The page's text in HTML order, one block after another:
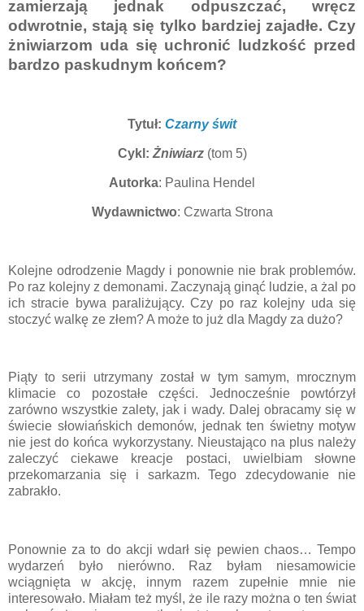
zamierzają jednak odpuszczać, wręcz
odwrotnie, stają się tylko bardziej zajadłe. Czy
żniwiarzom uda się uchronić ludzkość przed
bardzo paskudnym końcem?
Tytuł: Czarny świt
Cykl: Żniwiarz (tom 5)
Autorka: Paulina Hendel
Wydawnictwo: Czwarta Strona
Kolejne odrodzenie Magdy i ponownie nie brak problemów.
Po raz kolejny z demonami. Zaczynają ginąć ludzie, a żal po
ich stracie bywa paraliżujący. Czy po raz kolejny uda się
stoczyć walkę ze złem? A może to już dla Magdy za dużo?
Piąty to serii utrzymany został w tym samym, mrocznym
klimacie co pozostałe części. Jednocześnie powtórzył
zarówno wszystkie zalety, jak i wady. Dalej obracamy się w
świecie słowiańskich demonów, jednak ten świetny motyw
nie jest do końca wykorzystany. Nieustająco na plus należy
zaleczyć ciekawe kreacje postaci, uwielbiam słowne
przekomarzania się i sarkazm. Tego zdecydowanie nie
zabrakło.
Ponownie za to do akcji wdarł się pewien chaos… Tempo
wydarzeń było nierówno. Raz byłam niesamowicie
wciągnięta w akcję, innym razem zupełnie mnie nie
interesowało. Miałam też myśl, że ile razy można o ten świat